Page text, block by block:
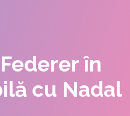
în
cu Nadal